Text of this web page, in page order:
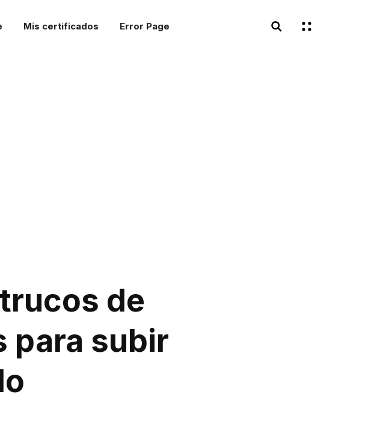
Mis certificados Error Page
de
para subir